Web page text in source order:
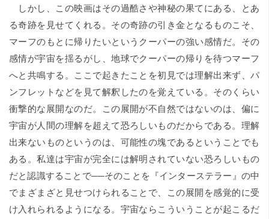
しかし、この映画はその過酷さや神秘の果てにある、とあ
る奇跡を見せてくれる。その奇跡の引き金となるものこそ、
マーフのもとに帰りたいというクーパーの強い感情だ。その
感情が宇宙を揺るがし、地球でクーパーの帰りを待つマーフ
へと共鳴する。ここで起きたことを初見では理解出来ず、パ
ンフレットなどを見て解釈したのを覚えている。そのくらい
衝撃的な展開なのだ。この展開が不自然ではないのは、偏に
宇宙が人間の理解を超えて恐ろしいものだからである。理解
出来ないものというのは、可能性の塊であるということでも
ある。私達は宇宙が完全には解明されていない恐ろしいもの
だと認識することで──そのことを『インターステラー』の中
でまざまざと見せつけられることで、この展開を感覚的に受
け入れられるようになる。宇宙ならこういうことが起こるだ